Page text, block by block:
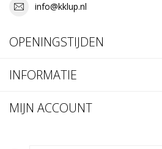
info@kklup.nl
OPENINGSTIJDEN
INFORMATIE
MIJN ACCOUNT